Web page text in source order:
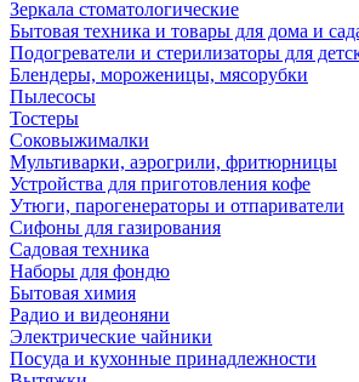
Зеркала стоматологические
Бытовая техника и товары для дома и
Подогреватели и стерилизаторы для
Блендеры, мороженицы, мясорубки
Пылесосы
Тостеры
Соковыжималки
Мультиварки, аэрогрили, фритюрницы
Устройства для приготовления кофе
Утюги, парогенераторы и отпариватели
Сифоны для газирования
Садовая техника
Наборы для фондю
Бытовая химия
Радио и видеоняни
Электрические чайники
Посуда и кухонные принадлежности